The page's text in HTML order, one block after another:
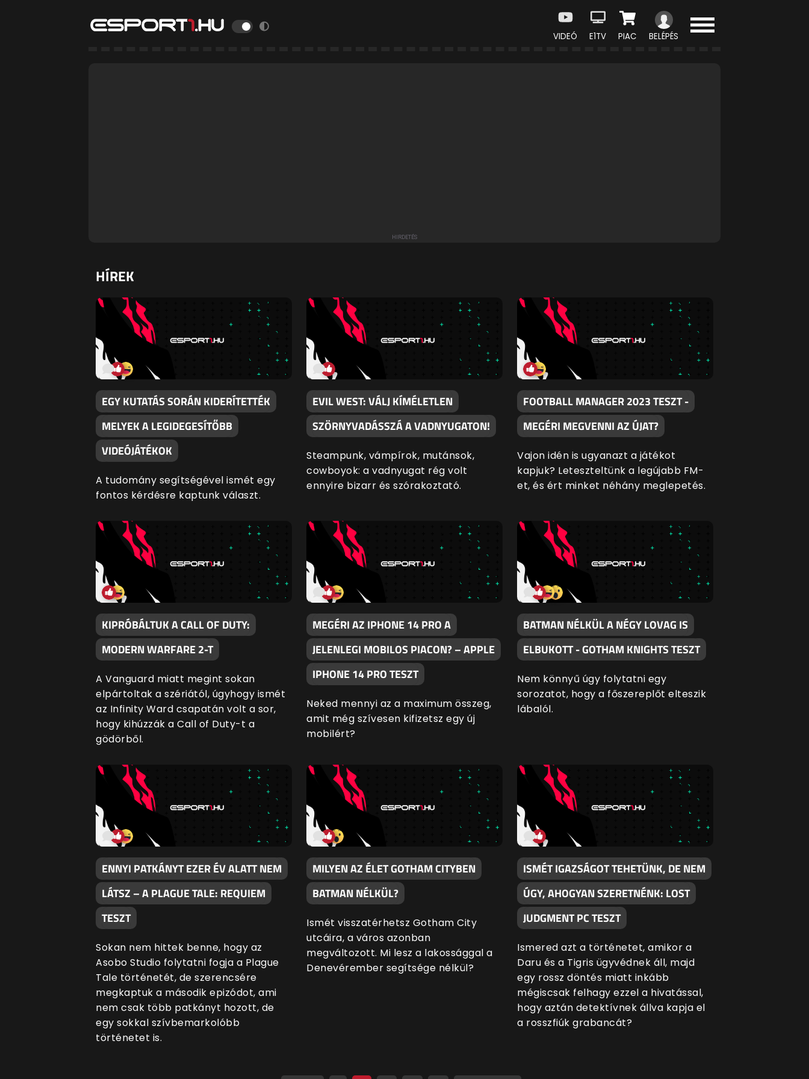
VIDEÓ E1TV PIAC BELÉPÉS
HÍREK
EGY KUTATÁS SORÁN KIDERÍTETTÉK
MELYEK A LEGIDEGESÍTŐBB
VIDEÓJÁTÉKOK
A tudomány segítségével ismét egy
fontos kérdésre kaptunk választ.
EVIL WEST: VÁLJ KÍMÉLETLEN
SZÖRNYVADÁSSZÁ A VADNYUGATON!
Steampunk, vámpírok, mutánsok,
cowboyok: a vadnyugat rég volt
ennyire bizarr és szórakoztató.
FOOTBALL MANAGER 2023 TESZT -
MEGÉRI MEGVENNI AZ ÚJAT?
Vajon idén is ugyanazt a játékot
kapjuk? Leteszteltünk a legújabb FM-
et, és ért minket néhány meglepetés.
KIPRÓBÁLTUK A CALL OF DUTY:
MODERN WARFARE 2-T
A Vanguard miatt megint sokan
elpártoltak a szériától, úgyhogy ismét
az Infinity Ward csapatán volt a sor,
hogy kihúzzák a Call of Duty-t a
gödörből.
MEGÉRI AZ IPHONE 14 PRO A
JELENLEGI MOBILOS PIACON? – APPLE
IPHONE 14 PRO TESZT
Neked mennyi az a maximum összeg,
amit még szívesen kifizetsz egy új
mobilért?
BATMAN NÉLKÜL A NÉGY LOVAG IS
ELBUKOTT - GOTHAM KNIGHTS TESZT
Nem könnyű úgy folytatni egy
sorozatot, hogy a főszereplőt elteszik
lábalól.
ENNYI PATKÁNYT EZER ÉV ALATT NEM
LÁTSZ – A PLAGUE TALE: REQUIEM
TESZT
Sokan nem hittek benne, hogy az
Asobo Studio folytatni fogja a Plague
Tale történetét, de szerencsére
megkaptuk a második epizódot, ami
nem csak több patkányt hozott, de
egy sokkal szívbemarkolóbb
történetet is.
MILYEN AZ ÉLET GOTHAM CITYBEN
BATMAN NÉLKÜL?
Ismét visszatérhetsz Gotham City
utcáira, a város azonban
megváltozott. Mi lesz a lakossággal a
Denevérember segítsége nélkül?
ISMÉT IGAZSÁGOT TEHETÜNK, DE NEM
ÚGY, AHOGYAN SZERETNÉNK: LOST
JUDGMENT PC TESZT
Ismered azt a történetet, amikor a
Daru és a Tigris ügyvédnek áll, majd
egy rossz döntés miatt inkább
mégiscsak felhagy ezzel a hivatással,
hogy aztán detektívnek állva kapja el
a rosszfiúk grabancát?